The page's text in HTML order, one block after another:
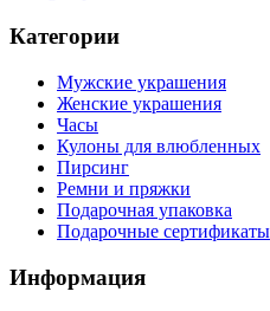
Категории
Мужские украшения
Женские украшения
Часы
Кулоны для влюбленных
Пирсинг
Ремни и пряжки
Подарочная упаковка
Подарочные сертификаты
Информация